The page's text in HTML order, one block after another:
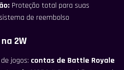
Proteção total para suas
de reembolso
2W
jogos: contas de Battle Royale